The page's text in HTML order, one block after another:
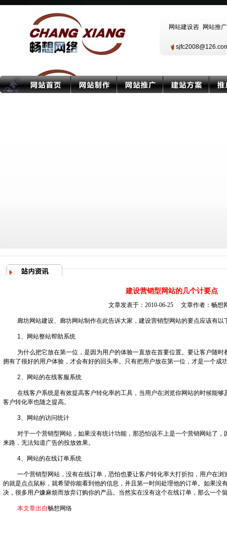
建设营销型网站的几个计要点
文章发表于：2010-06-25 文章作者： 畅想
廊坊网站建设、 廊坊网站制作在此告诉大家，建设营销型网站的要点应该有以
1、网站整站帮助系统
为什么把它放在第一位，是因为用户的体验一直放在首要位置。要让客户随
拥有了很好的用户体验，才会有好的回头率。只有把用户放在第一位，才是一个成
2、网站的在线客服系统
在线客户系统是有效提高客户转化率的工具，当用户在浏览你网站的时候能
客户转化率也随之提高。
3、网站的访问统计
对于一个营销型网站，如果没有统计功能，那恐怕说不上是一个营销网站了
来路，无法知道广告的投放效果。
4、网站的在线订单系统
一个营销型网站，没有在线订单，恐怕也要让客户转化率大打折扣，用户在
的就是点点鼠标，就希望你能看到他的信息，并且第一时间处理他的订单。如果没
决，很多用户嫌麻烦而放弃订购你的产品。当然实在没有这个在线订单，那么一个
本文章出自畅想网络